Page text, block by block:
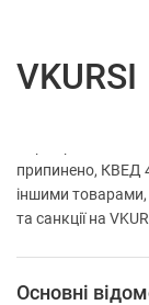
ФОП
Перевірка ФОП
припинено, КВЕД
іншими товарами,
та санкції на
Основні
VKURSI